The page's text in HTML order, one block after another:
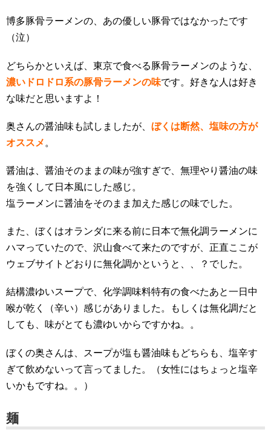
博多豚骨ラーメンの、あの優しい豚骨ではなかったです
（泣）
どちらかといえば
東京で食べる豚骨ラーメンのような、
濃いドロドロ系の豚骨ラーメンの味です。好きな人は好き
な味だと思いますよ！
奥さんの醤油味も試しましたが、 ぼくは断然、塩味の方が
オススメ 。
醤油は、醤油そのままの味が強すぎで、無理やり醤油の味
を強くして日本風にした感じ。
塩ラーメンに醤油をそのまま加えた感じの味でした。
また、ぼくはオランダに来る前に日本で無化調ラーメンに
ハマっていたので、沢山食べて来たのですが、正直ここが
ウェブサイトどおりに無化調かというと、、？でした。
結構濃ゆいスープで、化学調味料特有の食べたあと一日中
喉が乾く（辛い）感じがありました。もしくは無化調だと
しても、味がとても濃ゆいからですかね。。
ぼくの奥さんは、スープが塩も醤油味もどちらも、塩辛す
ぎて飲めないって言ってました。（女性にはちょっと塩辛
いかもですね。。）
麺